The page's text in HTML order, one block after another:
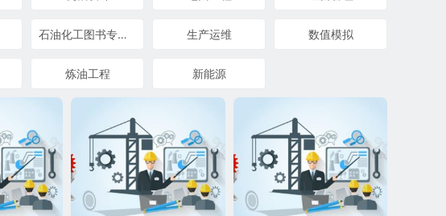
石油化工图书专营店 生产运维 数值模拟
炼油工程 新能源